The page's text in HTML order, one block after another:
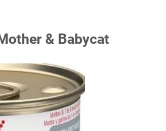
& Babycat